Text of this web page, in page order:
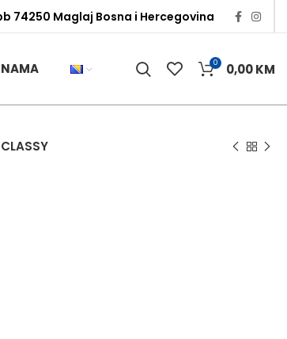
74250 Maglaj Bosna i Hercegovina
0 0,00KM
CLASSY